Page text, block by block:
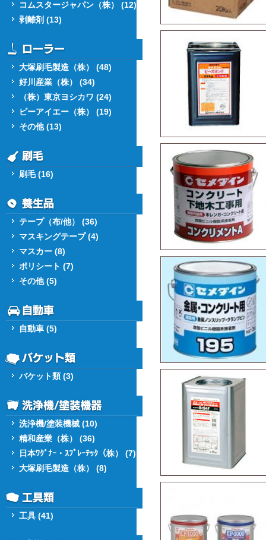
コムスタージャパン（株） (12)
剥離剤 (13)
大塚刷毛製造（株） (48)
好川産業（株） (34)
（株）東京ヨシカワ (24)
ピーアイエー（株） (19)
その他 (13)
刷毛 (16)
テープ（布/他） (36)
マスキングテープ (4)
マスカー (8)
ポリシート (7)
その他 (5)
自動車 (5)
バケット類 (3)
洗浄機/塗装機械 (10)
精和産業（株） (36)
日本ﾜｸﾞﾅｰ・ｽﾌﾟﾚｰﾃｯｸ（株） (7)
大塚刷毛製造（株） (8)
工具 (41)